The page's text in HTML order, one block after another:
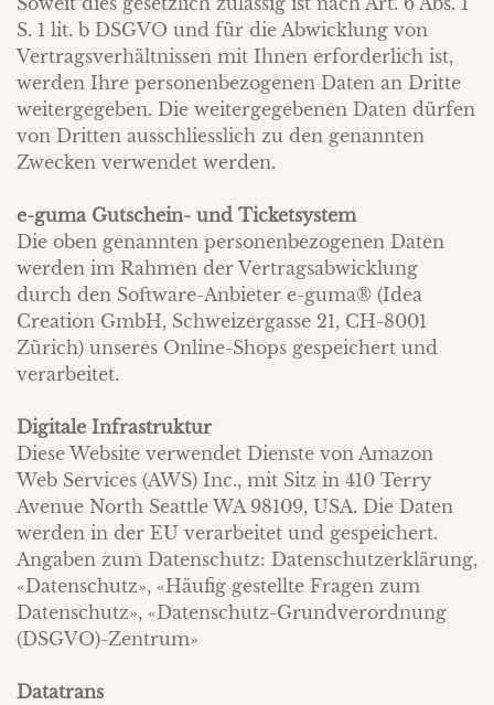
S. 1 lit. b DSGVO und für die Abwicklung von
Vertragsverhältnissen mit Ihnen erforderlich ist,
werden Ihre personenbezogenen Daten an Dritte
weitergegeben. Die weitergegebenen Daten dürfen
von Dritten ausschliesslich zu den genannten
Zwecken verwendet werden.
e-guma Gutschein- und Ticketsystem
Die oben genannten personenbezogenen Daten
werden im Rahmen der Vertragsabwicklung
durch den Software-Anbieter e-guma® (Idea
Creation GmbH, Schweizergasse 21, CH-8001
Zürich) unseres Online-Shops gespeichert und
verarbeitet.
Digitale Infrastruktur
Diese Website verwendet Dienste von Amazon
Web Services (AWS) Inc., mit Sitz in 410 Terry
Avenue North Seattle WA 98109, USA. Die Daten
werden in der EU verarbeitet und gespeichert.
Angaben zum Datenschutz: Datenschutzerklärung,
«Datenschutz», «Häufig gestellte Fragen zum
Datenschutz», «Datenschutz-Grundverordnung
(DSGVO)-Zentrum»
Datatrans